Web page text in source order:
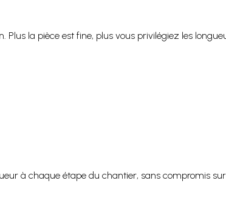
Plus la pièce est fine, plus vous privilégiez les
à chaque étape du chantier, sans compromis